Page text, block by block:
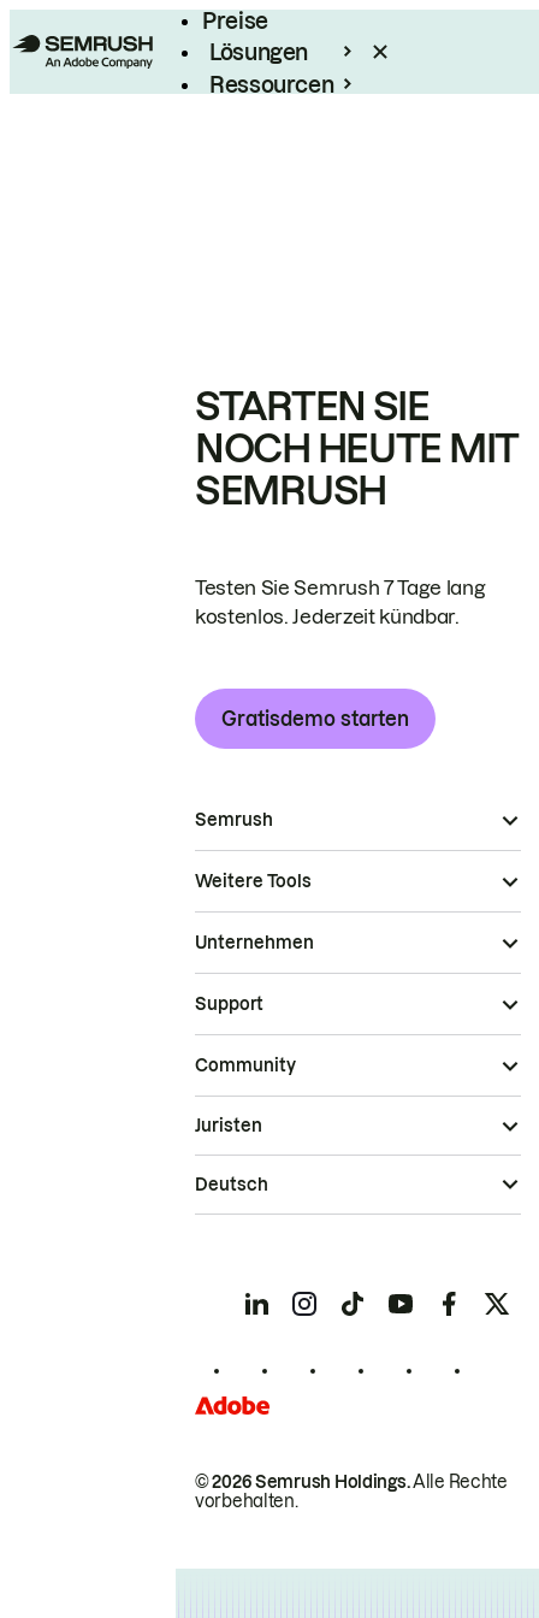
Preise
Lösungen
Ressourcen
STARTEN SIE
NOCH HEUTE MIT
SEMRUSH
Testen Sie Semrush 7 Tage lang
kostenlos. Jederzeit kündbar.
Gratisdemo starten
Semrush
Weitere Tools
Unternehmen
Support
Community
© 2026 Semrush Holdings.Alle Rechte
vorbehalten.
Juristen
Deutsch